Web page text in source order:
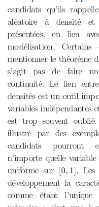
candidats qu’ils
aléatoire à densité et
présentées, en lien
modélisation.
mentionner le théorème
s’agit pas de faire
continuité. Le lien
densités est un outil
variables indépendantes
est trop souvent
illustré par des
candidats pourront
n’importe quelle
uniforme sur [0, 1]
[0 1]. Les
développement la
comme étant